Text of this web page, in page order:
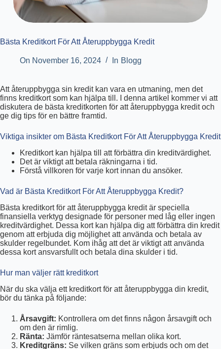
Bästa Kreditkort För Att Återuppbygga Kredit
On November 16, 2024 In Blogg
Att återuppbygga sin kredit kan vara en utmaning, men det
finns kreditkort som kan hjälpa till. I denna artikel kommer vi att
diskutera de bästa kreditkorten för att återuppbygga kredit och
ge dig tips för en bättre framtid.
Viktiga insikter om Bästa Kreditkort För Att Återuppbygga Kredit
Kreditkort kan hjälpa till att förbättra din kreditvärdighet.
Det är viktigt att betala räkningarna i tid.
Förstå villkoren för varje kort innan du ansöker.
Vad är Bästa Kreditkort För Att Återuppbygga Kredit?
Bästa kreditkort för att återuppbygga kredit är speciella
finansiella verktyg designade för personer med låg eller ingen
kreditvärdighet. Dessa kort kan hjälpa dig att förbättra din kredit
genom att erbjuda dig möjlighet att använda och betala av
skulder regelbundet. Kom ihåg att det är viktigt att använda
dessa kort ansvarsfullt och betala dina skulder i tid.
Hur man väljer rätt kreditkort
När du ska välja ett kreditkort för att återuppbygga din kredit,
bör du tänka på följande:
Årsavgift: Kontrollera om det finns någon årsavgift och
om den är rimlig.
Ränta: Jämför räntesatserna mellan olika kort.
Kreditgräns: Se vilken gräns som erbjuds och om det